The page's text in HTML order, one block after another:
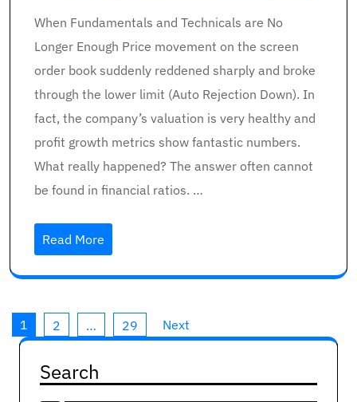
When Fundamentals and Technicals are No
Longer Enough Price movement on the screen
order book suddenly reddened sharply and broke
through the lower limit (Auto Rejection Down). In
fact, the company’s valuation is very healthy and
profit growth metrics show fantastic numbers.
What really happened? The answer often cannot
be found in financial ratios. …
Read More
Posts
pagination
1 2 … 29 Next
Search